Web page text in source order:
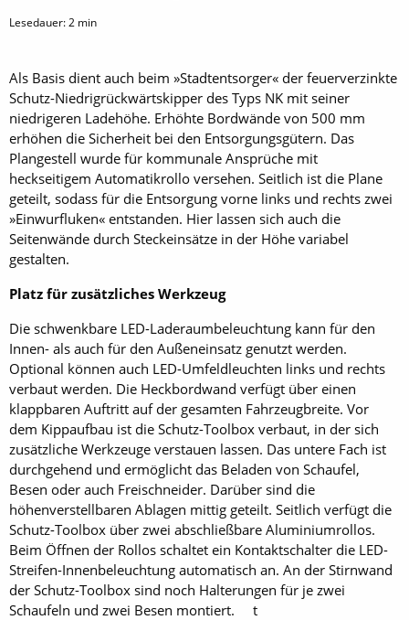
Lesedauer:2 min
Als Basis dient auch beim »Stadtentsorger« der feuerverzinkte
Schutz-Niedrigrückwärtskipper des Typs NK mit seiner
niedrigeren Ladehöhe. Erhöhte Bordwände von 500 mm
erhöhen die Sicherheit bei den Entsorgungsgütern. Das
Plangestell wurde für kommunale Ansprüche mit
heckseitigem Automatikrollo versehen. Seitlich ist die Plane
geteilt, sodass für die Entsorgung vorne links und rechts zwei
»Einwurfluken« entstanden. Hier lassen sich auch die
Seitenwände durch Steckeinsätze in der Höhe variabel
gestalten.
Platz für zusätzliches Werkzeug
Die schwenkbare LED-Laderaumbeleuchtung kann für den
Innen- als auch für den Außeneinsatz genutzt werden.
Optional können auch LED-Umfeldleuchten links und rechts
verbaut werden. Die Heckbordwand verfügt über einen
klappbaren Auftritt auf der gesamten Fahrzeugbreite. Vor
dem Kippaufbau ist die Schutz-Toolbox verbaut, in der sich
zusätzliche Werkzeuge verstauen lassen. Das untere Fach ist
durchgehend und ermöglicht das Beladen von Schaufel,
Besen oder auch Freischneider. Darüber sind die
höhenverstellbaren Ablagen mittig geteilt. Seitlich verfügt die
Schutz-Toolbox über zwei abschließbare Aluminiumrollos.
Beim Öffnen der Rollos schaltet ein Kontaktschalter die LED-
Streifen-Innenbeleuchtung automatisch an. An der Stirnwand
der Schutz-Toolbox sind noch Halterungen für je zwei
Schaufeln und zwei Besen montiert. t